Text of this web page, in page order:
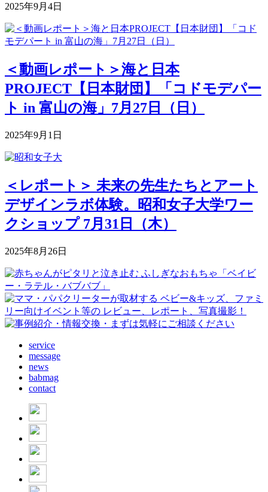
2025年9月4日
＜動画レポート＞海と日本
PROJECT【日本財団】「コドモデパー
ト in 富山の海」7月27日（日）
2025年9月1日
＜レポート＞ 未来の先生たちとアート
デザインラボ体験。昭和女子大学ワー
クショップ 7月31日（木）
2025年8月26日
service
message
news
babmag
contact